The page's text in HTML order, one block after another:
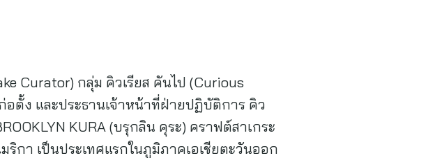
Curator) กลุ่ม คิวเรียส คันไป (Curious
ตั้ง และประธานเจ้าหน้าที่ฝ่ายปฏิบัติการ คิว
KURA (บรุกลิน คุระ) คราฟต์สาเกระ
กา เป็นประเทศแรกในภูมิภาคเอเชียตะวันออก